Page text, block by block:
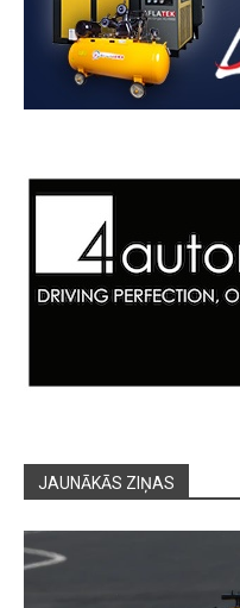
JAUNĀKĀS ZIŅAS